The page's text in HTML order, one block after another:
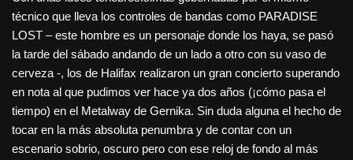
técnico que lleva los controles de bandas como PARADISE
LOST – este hombre es un personaje donde los haya, se pasó
la tarde del sábado andando de un lado a otro con su vaso de
cerveza -, los de Halifax realizaron un gran concierto superando
en nota al que pudimos ver hace ya dos años (¡cómo pasa el
tiempo) en el Metalway de Gernika. Sin duda alguna el hecho de
tocar en la más absoluta penumbra y de contar con un
escenario sobrio, oscuro pero con ese reloj de fondo al más